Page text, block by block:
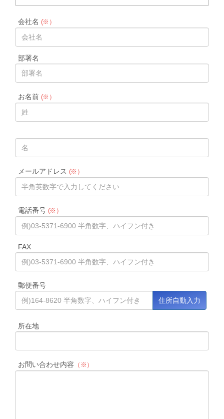
会社名 (※）
部署名
お名前(※）
メールアドレス (※）
電話番号(※）
FAX
郵便番号
所在地
お問い合わせ内容 （※）